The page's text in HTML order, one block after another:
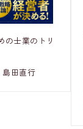
の士業のトリ
田直行